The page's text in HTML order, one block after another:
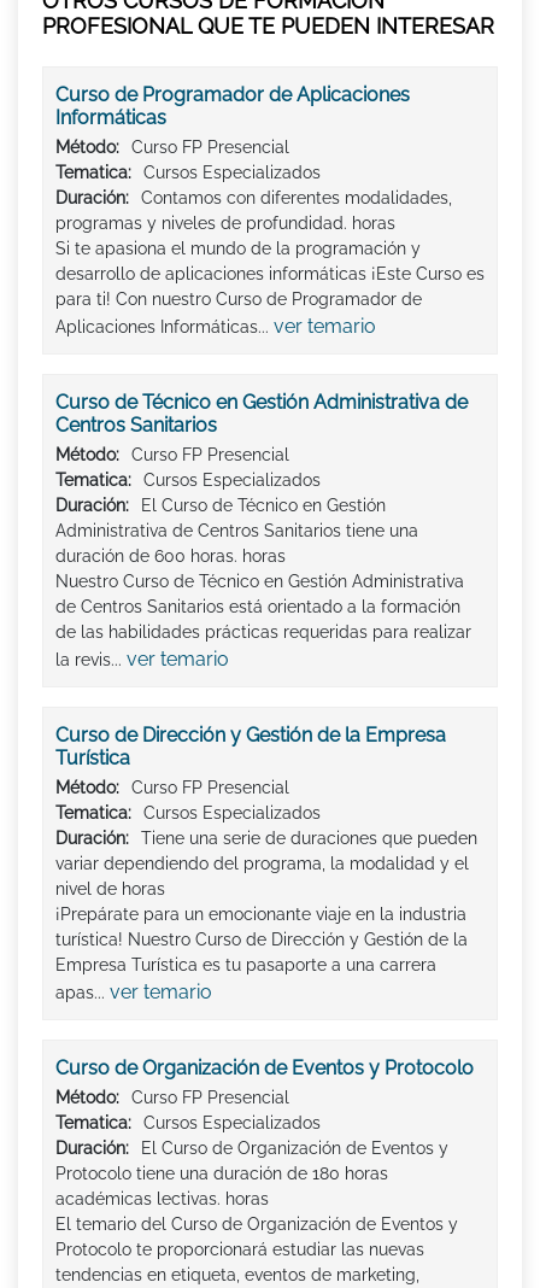
PROFESIONAL QUE TE PUEDEN INTERESAR
Curso de Programador de Aplicaciones
Informáticas
Método:
Curso FP Presencial
Tematica:
Cursos Especializados
Duración:
Contamos con diferentes modalidades,
programas y niveles de profundidad. horas
Si te apasiona el mundo de la programación y
desarrollo de aplicaciones informáticas ¡Este Curso es
para ti! Con nuestro Curso de Programador de
Aplicaciones Informáticas... ver temario
Curso de Técnico en Gestión Administrativa de
Centros Sanitarios
Método:
Curso FP Presencial
Tematica:
Cursos Especializados
Duración:
El Curso de Técnico en Gestión
Administrativa de Centros Sanitarios tiene una
duración de 600 horas. horas
Nuestro Curso de Técnico en Gestión Administrativa
de Centros Sanitarios está orientado a la formación
de las habilidades prácticas requeridas para realizar
la revis... ver temario
Curso de Dirección y Gestión de la Empresa
Turística
Método:
Curso FP Presencial
Tematica:
Cursos Especializados
Duración:
Tiene una serie de duraciones que pueden
variar dependiendo del programa, la modalidad y el
nivel de horas
¡Prepárate para un emocionante viaje en la industria
turística! Nuestro Curso de Dirección y Gestión de la
Empresa Turística es tu pasaporte a una carrera
apas... ver temario
Curso de Organización de Eventos y Protocolo
Método:
Curso FP Presencial
Tematica:
Cursos Especializados
Duración:
El Curso de Organización de Eventos y
Protocolo tiene una duración de 180 horas
académicas lectivas. horas
El temario del Curso de Organización de Eventos y
Protocolo te proporcionará estudiar las nuevas
tendencias en etiqueta, eventos de marketing,